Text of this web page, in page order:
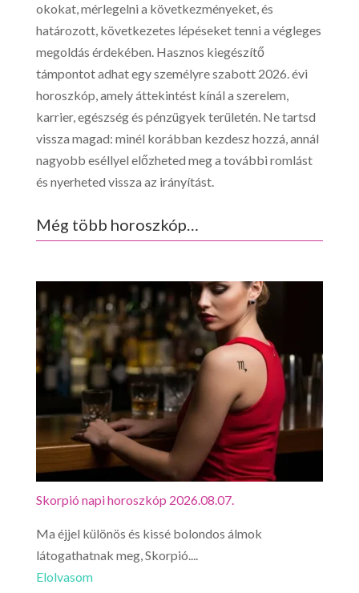
okokat, mérlegelni a következményeket, és
határozott, következetes lépéseket tenni a végleges
megoldás érdekében. Hasznos kiegészítő
támpontot adhat egy személyre szabott 2026. évi
horoszkóp, amely áttekintést kínál a szerelem,
karrier, egészség és pénzügyek területén. Ne tartsd
vissza magad: minél korábban kezdesz hozzá, annál
nagyobb eséllyel előzheted meg a további romlást
és nyerheted vissza az irányítást.
Még több horoszkóp…
Skorpió napi horoszkóp 2026.08.07.
Ma éjjel különös és kissé bolondos álmok
látogathatnak meg, Skorpió....
Elolvasom